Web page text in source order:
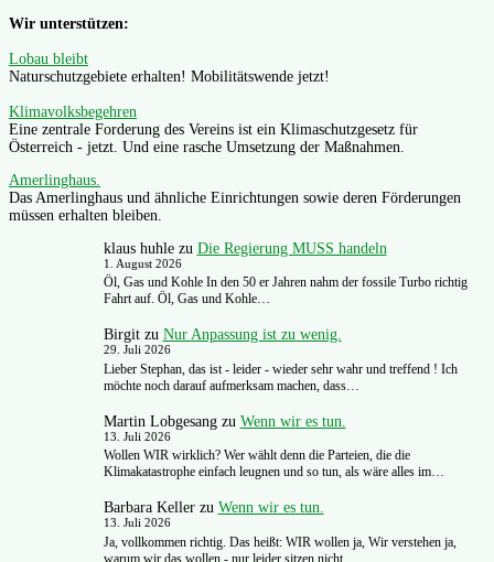
Wir unterstützen:
Lobau bleibt
Naturschutzgebiete erhalten! Mobilitätswende jetzt!
Klimavolksbegehren
Eine zentrale Forderung des Vereins ist ein Klimaschutzgesetz für
Österreich - jetzt. Und eine rasche Umsetzung der Maßnahmen.
Amerlinghaus.
Das Amerlinghaus und ähnliche Einrichtungen sowie deren Förderungen
müssen erhalten bleiben.
klaus huhlezu Die Regierung MUSS handeln
1. August 2026
Öl, Gas und Kohle In den 50 er Jahren nahm der fossile Turbo richtig
Fahrt auf. Öl, Gas und Kohle…
Birgitzu Nur Anpassung ist zu wenig.
29. Juli 2026
Lieber Stephan, das ist - leider - wieder sehr wahr und treffend ! Ich
möchte noch darauf aufmerksam machen, dass…
Martin Lobgesangzu Wenn wir es tun.
13. Juli 2026
Wollen WIR wirklich? Wer wählt denn die Parteien, die die
Klimakatastrophe einfach leugnen und so tun, als wäre alles im…
Barbara Kellerzu Wenn wir es tun.
13. Juli 2026
Ja, vollkommen richtig. Das heißt: WIR wollen ja, Wir verstehen ja,
warum wir das wollen - nur leider sitzen nicht…